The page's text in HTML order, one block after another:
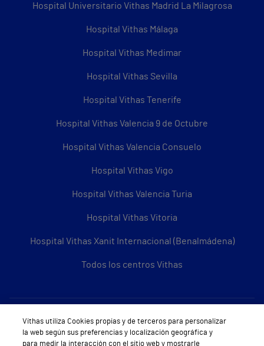
Hospital Universitario Vithas Madrid La Milagrosa
Hospital Vithas Málaga
Hospital Vithas Medimar
Hospital Vithas Sevilla
Hospital Vithas Tenerife
Hospital Vithas Valencia 9 de Octubre
Hospital Vithas Valencia Consuelo
Hospital Vithas Vigo
Hospital Vithas Valencia Turia
Hospital Vithas Vitoria
Hospital Vithas Xanit Internacional (Benalmádena)
Todos los centros Vithas
Sobre Vithas
Quiénes somos
Vithas utiliza Cookies propias y de terceros para personalizar
la web según sus preferencias y localización geográfica y
para medir la interacción con el sitio web y mostrarle